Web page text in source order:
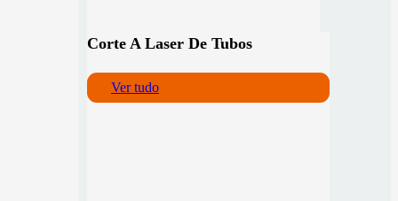
Corte A Laser De Tubos
Ver tudo